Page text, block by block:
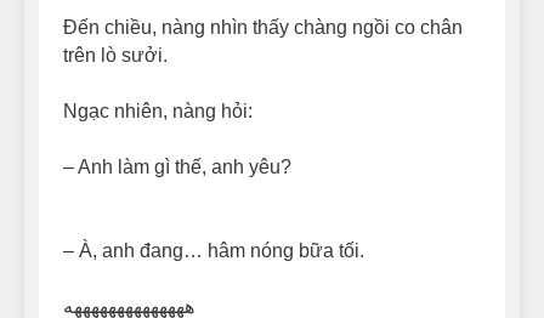
Đến chiều, nàng nhìn thấy chàng ngồi co chân
trên lò sưởi.
Ngạc nhiên, nàng hỏi:
– Anh làm gì thế, anh yêu?
– À, anh đang… hâm nóng bữa tối.
ههههههههههههههه